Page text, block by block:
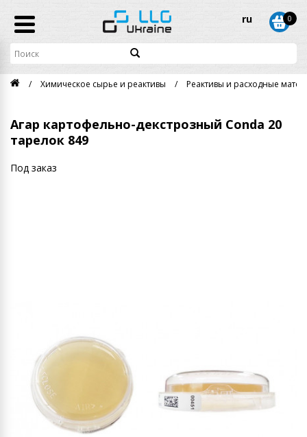
ru 0
Химическое сырье и реактивы Реактивы и расходные
Агар картофельно-декстрозный Conda 20
тарелок 849
Под заказ